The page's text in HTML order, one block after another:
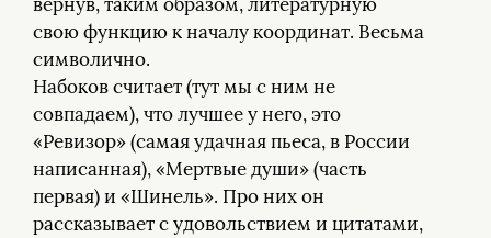
свою функцию к началу координат. Весьма
символично.
Набоков считает (тут мы с ним не
совпадаем), что лучшее у него, это
«Ревизор» (самая удачная пьеса, в России
написанная), «Мертвые души» (часть
первая) и «Шинель». Про них он
рассказывает с удовольствием и цитатами,